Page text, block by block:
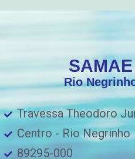
SAMAE
Rio
Travessa Theodoro
Centro - Rio Negrinho
89295-000